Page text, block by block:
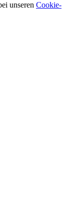
unseren Cookie-